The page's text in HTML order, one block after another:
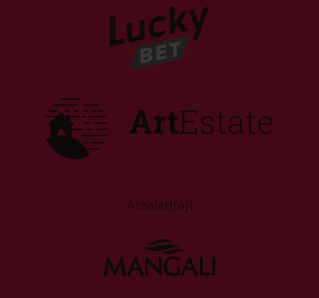
Atbalstītāji